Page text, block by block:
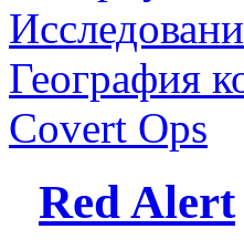
География
Covert Ops
Red Alert